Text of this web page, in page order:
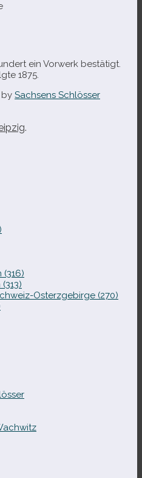
ein Vorwerk bestä­tigt.
1875.
by Sachsens Schlösser
.
​Osterzgebirge (270)